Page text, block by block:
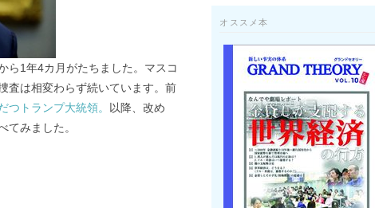
ら1年4カ月がたちました。マスコ
査は相変わらず続いています。前
つトランプ大統領。
以降、改め
てみました。
オススメ本